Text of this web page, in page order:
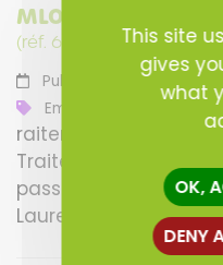
MLOG Sécurité
(réf. 6952707)
Publiée le 29/07/2026
Emploi
raitement des
Traitement des
passage au poste
Laurent-du-Maroni...
This site
gives
what
OK,
DENY